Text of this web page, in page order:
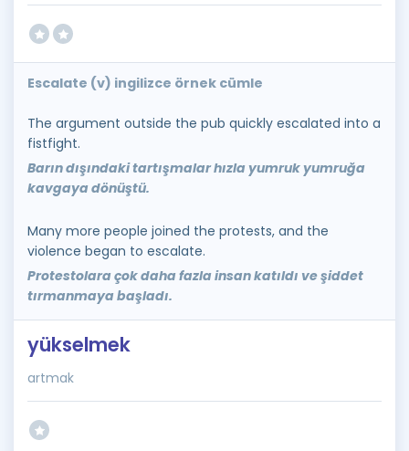
Escalate (v) ingilizce örnek cümle
The argument outside the pub quickly escalated into a
fistfight.
Barın dışındaki tartışmalar hızla yumruk yumruğa
kavgaya dönüştü.
Many more people joined the protests, and the
violence began to escalate.
Protestolara çok daha fazla insan katıldı ve şiddet
tırmanmaya başladı.
yükselmek
artmak